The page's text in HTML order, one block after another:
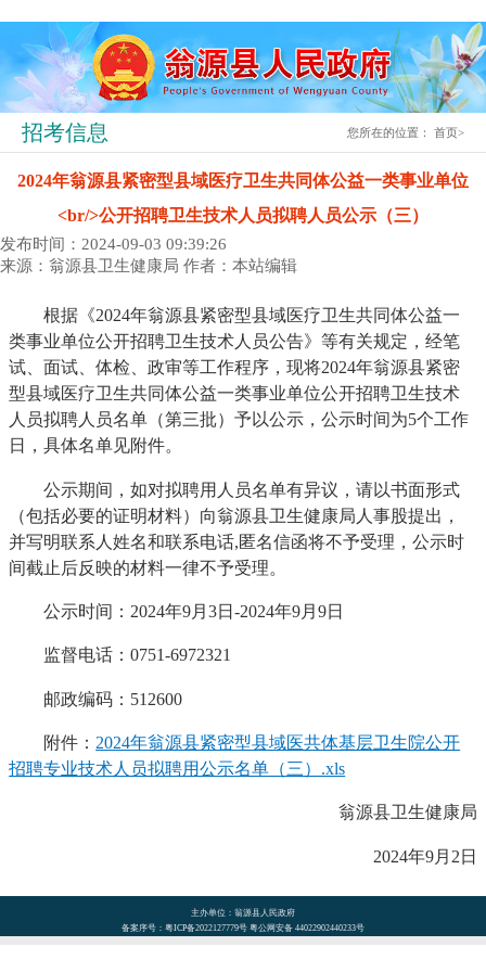
招考信息 您所在的位置：首页>
2024年翁源县紧密型县域医疗卫生共同体公益一类事业单位
<br/>公开招聘卫生技术人员拟聘人员公示（三）
发布时间：2024-09-03 09:39:26
来源：翁源县卫生健康局 作者：本站编辑
根据《2024年翁源县紧密型县域医疗卫生共同体公益一
类事业单位公开招聘卫生技术人员公告》等有关规定，经笔
试、面试、体检、政审等工作程序，现将2024年翁源县紧密
型县域医疗卫生共同体公益一类事业单位公开招聘卫生技术
人员拟聘人员名单（第三批）予以公示，公示时间为5个工作
日，具体名单见附件。
公示期间，如对拟聘用人员名单有异议，请以书面形式
（包括必要的证明材料）向翁源县卫生健康局人事股提出，
并写明联系人姓名和联系电话,匿名信函将不予受理，公示时
间截止后反映的材料一律不予受理。
公示时间：2024年9月3日-2024年9月9日
监督电话：0751-6972321
邮政编码：512600
附件：2024年翁源县紧密型县域医共体基层卫生院公开
招聘专业技术人员拟聘用公示名单（三）.xls
翁源县卫生健康局
2024年9月2日
主办单位：翁源县人民政府
备案序号：粤ICP备2022127779号 粤公网安备 44022902440233号